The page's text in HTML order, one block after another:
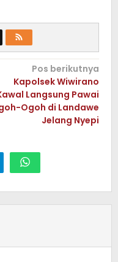
Pos berikutnya
Kapolsek Wiwirano
Langsung Pawai
Ogoh di Landawe
Jelang Nyepi